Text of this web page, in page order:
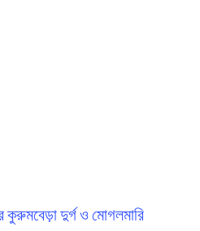
কুরুমবেড়া দুর্গ ও মোগলমারি